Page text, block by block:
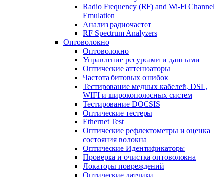
Radio Frequency (RF) and Wi-Fi Channel
Emulation
Анализ радиочастот
RF Spectrum Analyzers
Оптоволокно
Оптоволокно
Управление ресурсами и данными
Оптические aттенюаторы
Частота битовых ошибок
Тестирование медных кабелей, DSL,
WIFI и широкополосных систем
Тестирование DOCSIS
Оптические тестеры
Ethernet Test
Оптические рефлектометры и оценка
состояния волокна
Оптические Идентификаторы
Проверка и очистка оптоволокна
Локаторы повреждений
Оптические датчики